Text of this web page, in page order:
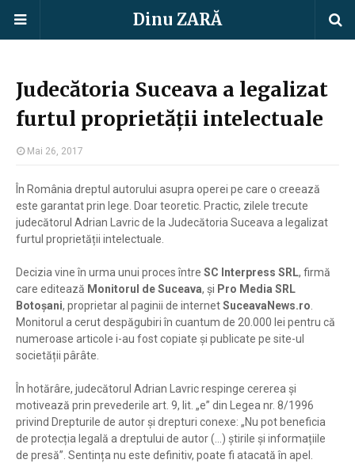
Dinu ZARĂ
Judecătoria Suceava a legalizat
furtul proprietății intelectuale
Mai 26, 2017
În România dreptul autorului asupra operei pe care o creează
este garantat prin lege. Doar teoretic. Practic, zilele trecute
judecătorul Adrian Lavric de la Judecătoria Suceava a legalizat
furtul proprietății intelectuale.
Decizia vine în urma unui proces între SC Interpress SRL, firmă
care editează Monitorul de Suceava, și Pro Media SRL
Botoșani, proprietar al paginii de internetSuceavaNews.ro
Monitorul a cerut despăgubiri în cuantum de 20.000 lei pentru că
numeroase articole i-au fost copiate și publicate pe site-ul
societății pârâte.
În hotărâre, judecătorul Adrian Lavric respinge cererea și
motivează prin prevederile art. 9, lit. „e” din Legea nr. 8/1996
privind Drepturile de autor și drepturi conexe: „Nu pot beneficia
de protecția legală a dreptului de autor (...) știrile și informațiile
de presă”. Sentința nu este definitiv, poate fi atacată în apel.